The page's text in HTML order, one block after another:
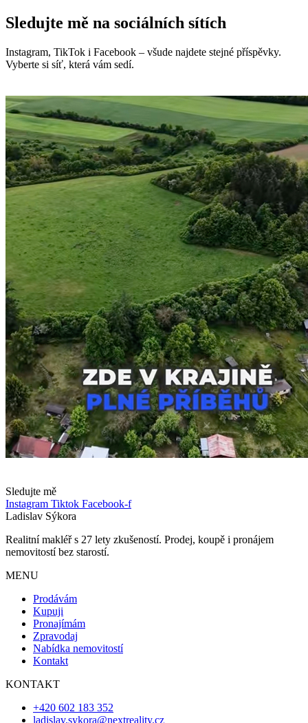
Sledujte mě na sociálních sítích
Instagram, TikTok i Facebook – všude najdete stejné příspěvky.
Vyberte si síť, která vám sedí.
Sledujte mě
Instagram Tiktok Facebook-f
Ladislav Sýkora
Realitní makléř s 27 lety zkušeností. Prodej, koupě i pronájem
nemovitostí bez starostí.
MENU
Prodávám
Kupuji
Pronajímám
Zpravodaj
Nabídka nemovitostí
Kontakt
KONTAKT
+420 602 183 352
ladislav.sykora@nextreality.cz